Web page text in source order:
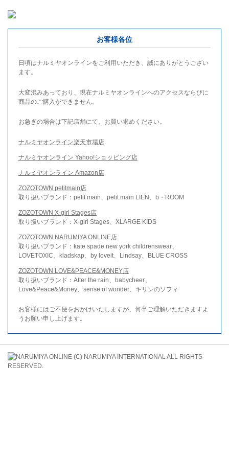
お客様各位
日頃はナルミヤオンラインをご利用いただき、誠にありがとうござい
ます。
大変混みあっており、現在ナルミヤオンラインへのアクセスならびに
商品のご購入ができません。
お急ぎの場合は下記店舗にて、お買い求めください。
ナルミヤオンライン楽天市場店
ナルミヤオンライン Yahoo!ショッピング店
ナルミヤオンライン Amazon店
ZOZOTOWN petitmain店
取り扱いブランド：petit main、petit main LIEN、b・ROOM
ZOZOTOWN X-girl Stages店
取り扱いブランド：X-girl Stages、XLARGE KIDS
ZOZOTOWN NARUMIYA ONLINE店
取り扱いブランド：kate spade new york childrenswear、
LOVETOXIC、kladskap、by loveit、Lindsay、BLUE CROSS
ZOZOTOWN LOVE&PEACE&MONEY店
取り扱いブランド：After the rain、babycheer、
Love&Peace&Money、sense of wonder、キリンのソフィ
お客様にはご不便をおかけいたしますが、何卒ご理解いただきますよ
うお願い申し上げます。